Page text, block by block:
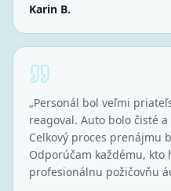
Karin B.
„Personál bol veľmi
reagoval. Auto bolo čisté
Celkový proces prenájmu
Odporúčam každému, kto
profesionálnu požičovňu